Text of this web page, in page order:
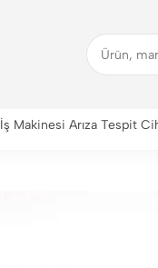
İş Makinesi Arıza Tespit